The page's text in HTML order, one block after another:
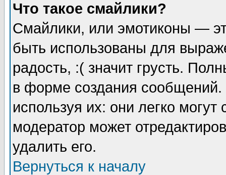
Что такое смайлики?
Смайлики, или эмотиконы —
быть использованы для
радость, :( значит грусть.
в форме создания сообщений.
используя их: они легко
модератор может
удалить его.
Вернуться к началу